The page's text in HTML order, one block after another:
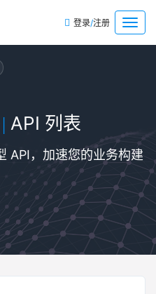
菜
单
登录/注册
| API 列表
API，加速您的业务构建